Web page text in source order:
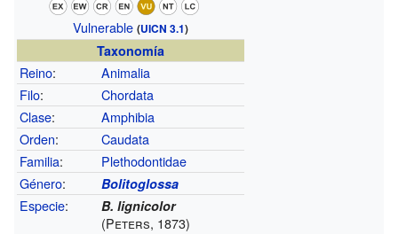
Vulnerable (UICN 3.1)
Taxonomía
Reino:
Animalia
Filo:
Chordata
Clase:
Amphibia
Orden:
Caudata
Familia:
Plethodontidae
Género: Bolitoglossa
Especie: B. lignicolor
(Peters, 1873)